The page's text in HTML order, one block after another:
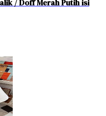
/ Doff Merah Putih isi